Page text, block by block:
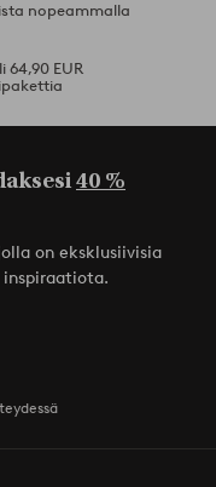
nopeammalla
64,90 EUR
40 %
on eksklusiivisia